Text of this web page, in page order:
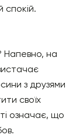
Напевно, на
з друзями
своїх
означає, що